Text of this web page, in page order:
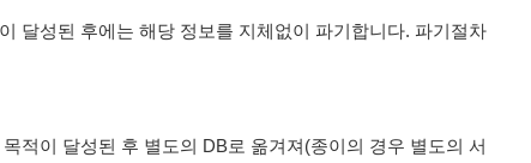
달성된 후에는 해당 정보를 지체없이 파기합니다. 파기절차
적이 달성된 후 별도의 DB로 옮겨져(종이의 경우 별도의 서